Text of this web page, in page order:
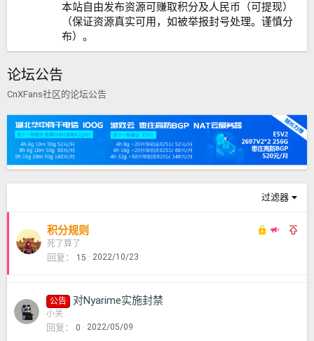
本站自由发布资源可赚取积分及人民币（可提现）
（保证资源真实可用，如被举报封号处理。谨慎分
布）。
论坛公告
CnXFans社区的论坛公告
过滤器
锁
推
积分规则
死了算了
回复 15 2022/10/23
公告 对Nyarime实施封禁
小关
回复 0 2022/05/09